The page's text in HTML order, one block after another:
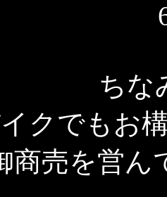
ちな
クでもお
商売を営